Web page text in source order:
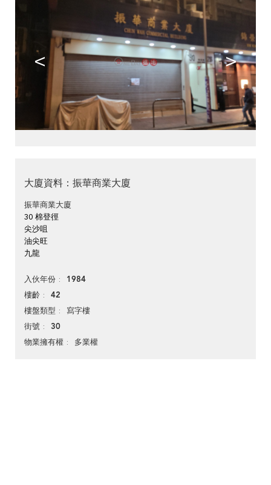
< >
大廈資料：振華商業大廈
振華商業大廈
30 棉登徑
尖沙咀
油尖旺
九龍
入伙年份 1984
樓齡 42
樓盤類型 寫字樓
街號 30
物業擁有權 多業權